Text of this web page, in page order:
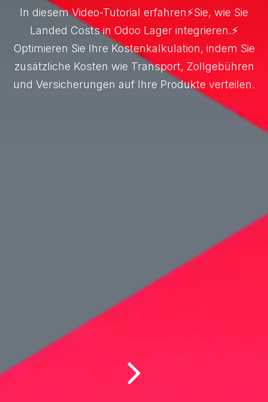
In diesem Video-Tutorial erfahren⚡Sie, wie Sie
Landed Costs in Odoo Lager integrieren.⚡
Optimieren Sie Ihre Kostenkalkulation, indem Sie
zusätzliche Kosten wie Transport, Zollgebühren
und Versicherungen auf Ihre Produkte verteilen.